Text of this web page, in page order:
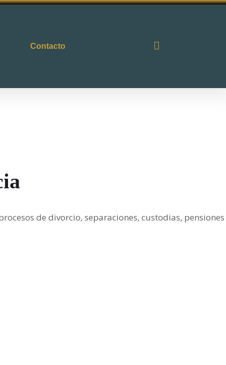
Contacto
de divorcio, separaciones, custodias, pensiones